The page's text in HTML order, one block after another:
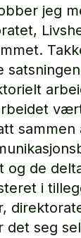
jeg
og de
i
det seg